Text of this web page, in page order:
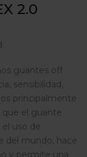
2.0
guantes off
sensibilidad,
principalmente
que el guante
uso de
del mundo, hace
y permite una